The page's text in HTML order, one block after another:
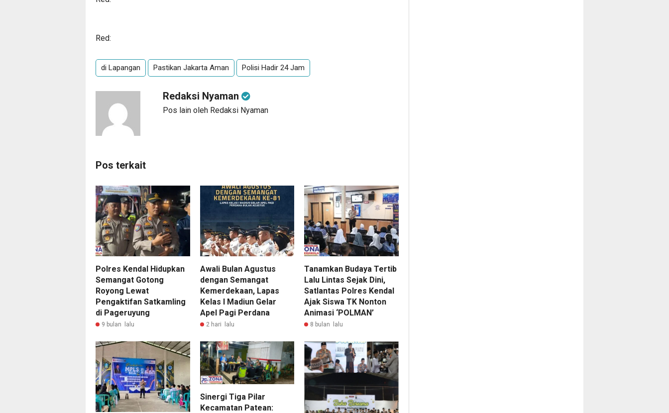
Red:
di Lapangan Pastikan Jakarta Aman Polisi Hadir 24 Jam
Redaksi Nyaman
Pos lain oleh Redaksi Nyaman
Pos terkait
Polres Kendal Hidupkan
Semangat Gotong
Royong Lewat
Pengaktifan Satkamling
di Pageruyung
9 bulan lalu
Awali Bulan Agustus
dengan Semangat
Kemerdekaan, Lapas
Kelas I Madiun Gelar
Apel Pagi Perdana
2 hari lalu
Tanamkan Budaya Tertib
Lalu Lintas Sejak Dini,
Satlantas Polres Kendal
Ajak Siswa TK Nonton
Animasi ‘POLMAN’
8 bulan lalu
Sinergi Tiga Pilar
Kecamatan Patean: